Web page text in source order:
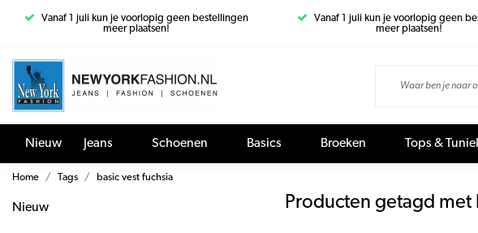
Vanaf 1 juli kun je voorlopig geen bestellingen
meer plaatsen!
Vanaf 1 juli kun je voorlopig geen
meer plaatsen!
Nieuw Jeans Schoenen Basics Broeken Tops &
Home Tags basic vest fuchsia
Nieuw Producten getagd met